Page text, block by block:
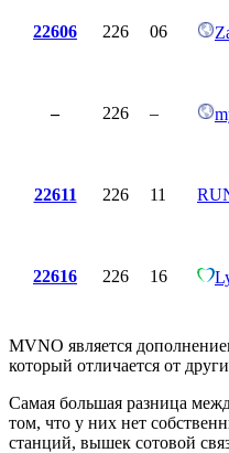
22606 226 06
– 226 –
22611 226 11
22616 226 16
MVNO является
который отличается от
Самая большая разница
том, что у них нет
станций, вышек сотовой